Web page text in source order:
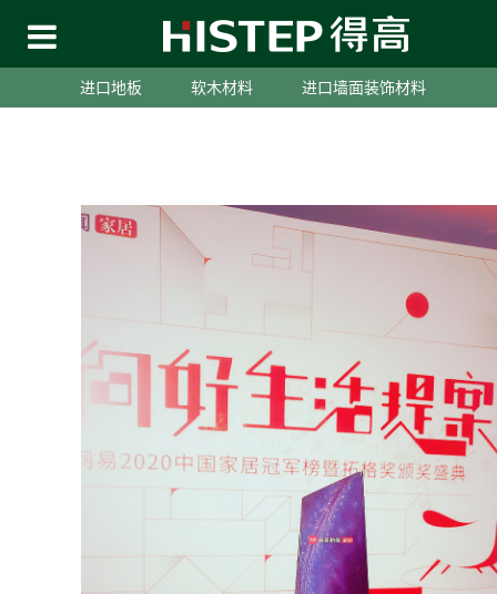
进口地板 软木材料 进口墙面装饰材料
2021-01-11 分享：
企业动态>得高荣登2020中国家居冠军榜，斩获“先锋创新品牌”